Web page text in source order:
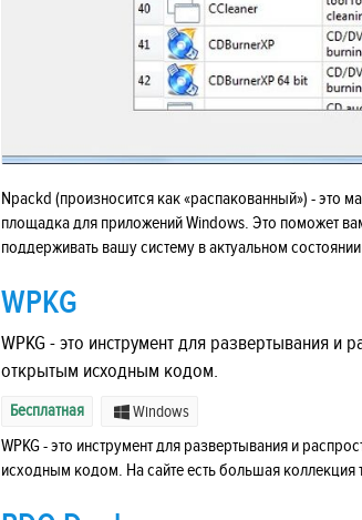
Npackd (произносится как «распакованный») - это
площадка для приложений Windows. Это поможет
поддерживать вашу систему в актуальном
WPKG
WPKG - это инструмент для развертывания и
открытым исходным кодом.
Бесплатная Windows
WPKG - это инструмент для развертывания и
исходным кодом. На сайте есть большая коллекция